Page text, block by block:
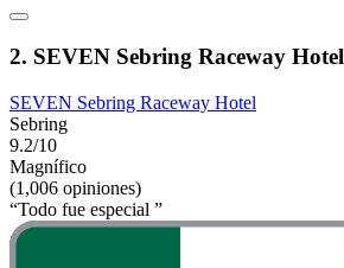
2. SEVEN Sebring Raceway Hotel
SEVEN Sebring Raceway Hotel
Sebring
9.2/10
Magnífico
(1,006 opiniones)
“Todo fue especial ”